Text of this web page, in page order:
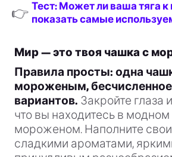
👉 Тест: Может ли ваша тяга
показать самые
Мир — это твоя чашка с
Правила просты: одна
мороженым,
вариантов. Закройте глаза
что вы находитесь в
мороженом. Наполните свои
сладкими ароматами,